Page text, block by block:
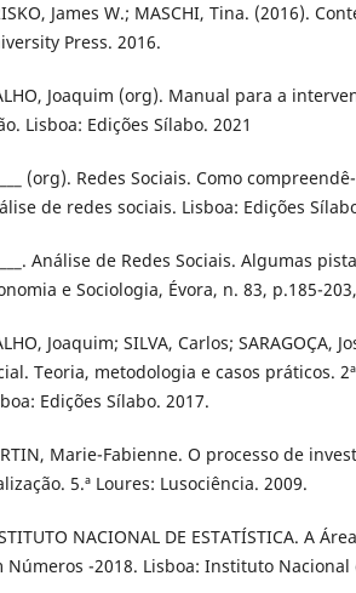
James W.; MASCHI, Tina. (2016).
Press. 2016.
Joaquim (org). Manual para a
Lisboa: Edições Sílabo. 2021
(org). Redes Sociais. Como
de redes sociais. Lisboa: Edições
Análise de Redes Sociais. Algumas
e Sociologia, Évora, n. 83, p.185-
Joaquim; SILVA, Carlos; SARAGOÇA,
Teoria, metodologia e casos práticos.
Edições Sílabo. 2017.
Marie-Fabienne. O processo de
5.ª Loures: Lusociência. 2009.
NACIONAL DE ESTATÍSTICA. A
Números -2018. Lisboa: Instituto Nacional